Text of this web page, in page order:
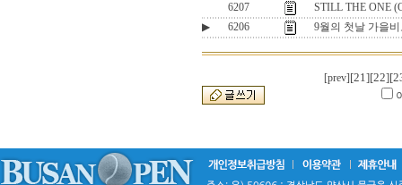
6207
STILL THE ONE
▶
6206 9월의 첫날 가을
[prev] [21][22]